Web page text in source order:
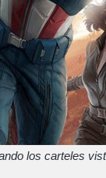
los carteles